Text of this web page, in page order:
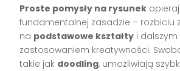
Proste pomysły na rysunek
fundamentalnej zasadzie – rozbiciu
na podstawowe kształty i dalszym
zastosowaniem kreatywności.
takie jak doodling, umożliwiają